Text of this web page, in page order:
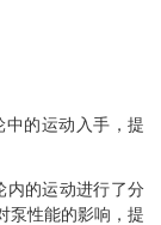
的运动入手，提
内的运动进行了分
泵性能的影响，提